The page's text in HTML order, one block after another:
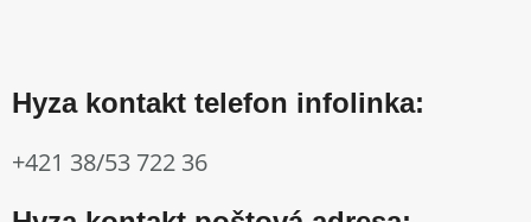
Hyza kontakt telefon infolinka:
+421 38/53 722 36